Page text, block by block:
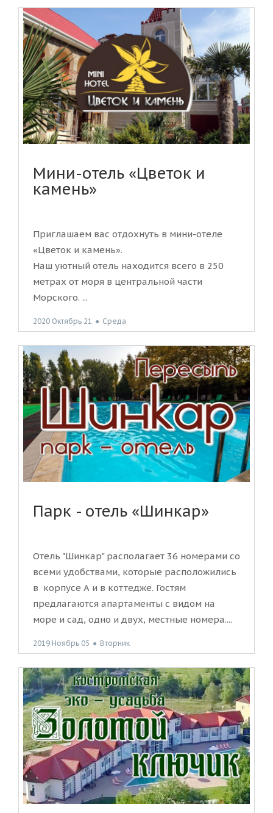
Мини-отель «Цветок и
камень»
Приглашаем вас отдохнуть в мини-отеле
«Цветок и камень».
Наш уютный отель находится всего в 250
метрах от моря в центральной части
Морского. ...
2020 Октябрь 21 ● Среда
Парк - отель «Шинкар»
Отель "Шинкар" располагает 36 номерами со
всеми удобствами, которые расположились
в корпусе А и в коттедже. Гостям
предлагаются апартаменты с видом на
море и сад, одно и двух, местные номера....
2019 Ноябрь 05 ● Вторник